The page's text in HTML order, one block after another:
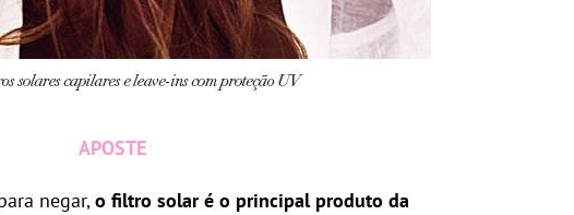
APOSTE
negar,o filtro solar é o principal produto da